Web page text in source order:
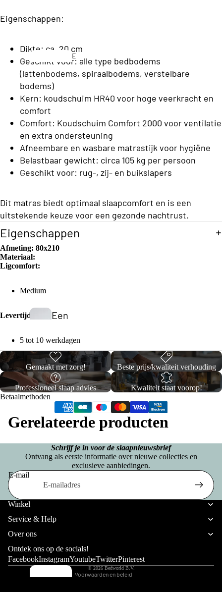
e
c
ti
T
h
e
K
y
C
o
S
c
a
n
d
ii
C
o
e
n
W
n
o
a
b
d
e
n
Vo
t
a
p
e
l
b
d
d
e
nb
od
E
e
n
e
s
o
o
n
s
x
s
ri
Eenperso
Budget
gs
Eenperso
ons
Premium
Boxsprin
gs
Twijfel
aar
Boxsp
rings
e
e
p
Opberg Boxsprings
Een
oon
s
Opb
erg
Box
spri
T
a
aE
Eigenschappen:
Dikte: ca. 20 cm
Geschikt voor: alle type bedbodems
(lattenbodems, spiraalbodems, verstelbare
bodems)
Kern: koudschuim HR40 voor hoge veerkracht en
comfort
Comfort: Koudschuim Comfort 2000 voor ventilatie
en extra ondersteuning
Afneembare en wasbare matrastijk voor hygiëne
Belastbaar gewicht: circa 105 kg per persoon
Geschikt voor: rug-, zij- en buikslapers
Dit matras biedt optimaal slaapcomfort en is een
uitstekende keuze voor een gezonde nachtrust.
Eigenschappen
Afmeting: 80x210
Materiaal:
Ligcomfort:
Medium
Levertijd
5 tot 10 werkdagen
Gemaakt met zorg! Beste prijs/kwaliteit verhouding
Professioneel slaap advies
Kwaliteit staat voorop!
Betaalmethoden
Gerelateerde producten
Schrijf je in voor de slaapnieuwsbrief
Ontvang als eerste informatie over nieuwe collecties en
exclusieve aanbiedingen.
E-mail
Winkel
Service & Help
Over ons
Ontdek ons op de socials!
FacebookInstagramYoutubeTwitterPinterest
© 2026 Bedworld B.V.
Voorwaarden en beleid
Privacybeleid
Verzendbeleid
Terugbetalingsbeleid
Contactgegevens